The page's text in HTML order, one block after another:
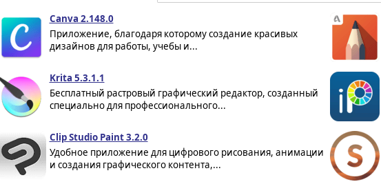
Canva 2.148.0
Приложение, благодаря которому создание красивых
дизайнов для работы, учебы и...
Krita 5.3.1.1
Бесплатный растровый графический редактор, созданный
специально для профессионального...
Clip Studio Paint 3.2.0
Удобное приложение для цифрового рисования, анимации
и создания графического контента,...